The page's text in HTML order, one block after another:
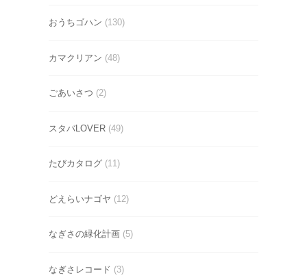
おうちゴハン (130)
カマクリアン (48)
ごあいさつ (2)
スタバLOVER (49)
たびカタログ (11)
どえらいナゴヤ (12)
なぎさの緑化計画 (5)
なぎさレコード (3)